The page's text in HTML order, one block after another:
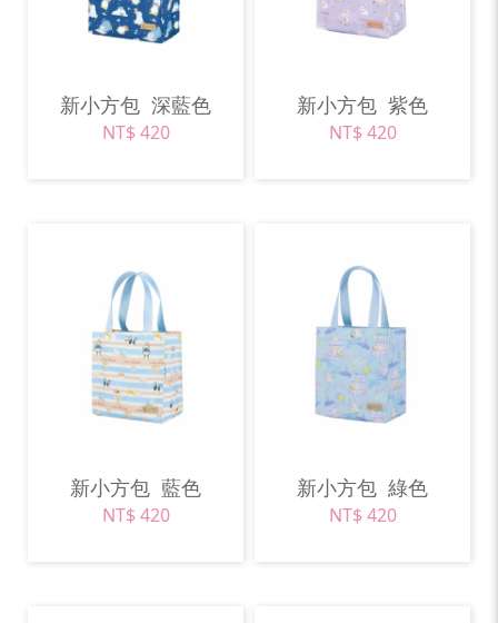
新小方包 深藍色
NT$ 420
新小方包 紫色
NT$ 420
新小方包 藍色
NT$ 420
新小方包 綠色
NT$ 420